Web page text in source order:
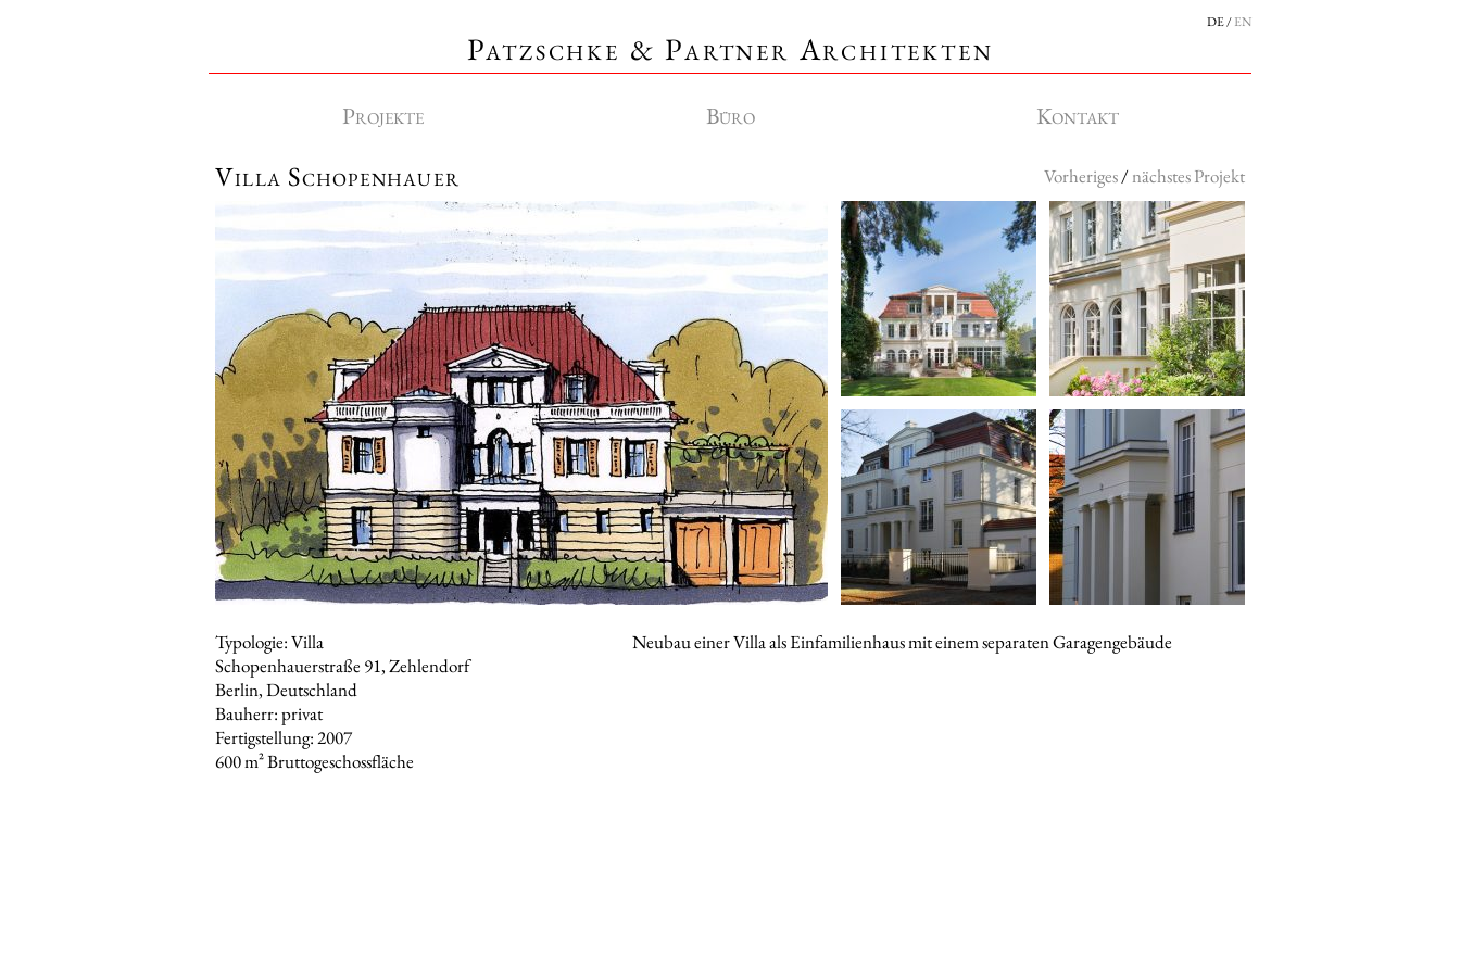
DE EN
Patzschke & Partner Architekten
Projekte Büro Kontakt
Villa Schopenhauer Vorheriges/nächstes Projekt
Neubau einer Villa als Einfamilienhaus mit einem separaten Garagengebäude
Typologie: Villa
Schopenhauerstraße 91, Zehlendorf
Berlin, Deutschland
Bauherr: privat
Fertigstellung: 2007
600 m² Bruttogeschossfläche